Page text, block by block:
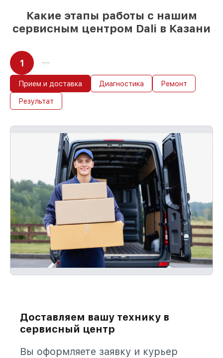
Какие этапы работы с нашим
сервисным центром Dali в Казани
1
Прием и доставка Диагностика Ремонт
Результат
Доставляем вашу технику в
сервисный центр
Вы оформляете заявку и курьер